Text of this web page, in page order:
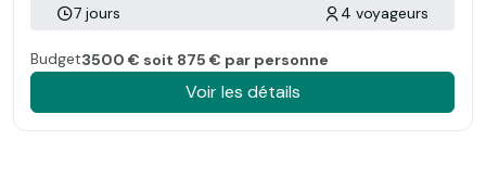
7 jours 4 voyageurs
Budget3500 € soit 875 € par personne
Voir les détails